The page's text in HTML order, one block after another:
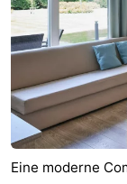
Eine moderne